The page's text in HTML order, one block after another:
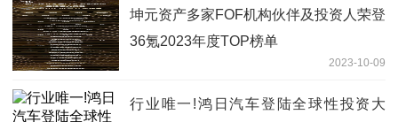
坤元资产多家FOF机构伙伴及投资人荣登
36氪2023年度TOP榜单
2023-10-09
行业唯一!鸿日汽车登陆全球性投资大